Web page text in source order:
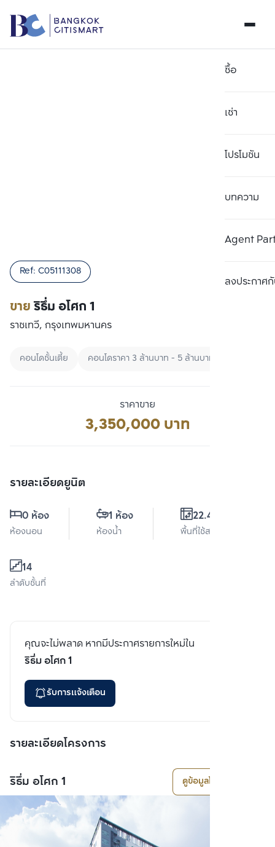
ซื้อ
เช่า
โปรโมชัน
บทความ
Agent
ลงประกาศกั
ขายริธึ่ม อโศก 1
Ref: C05111308
ราชเทวี, กรุงเทพมหานคร
คอนโดชั้นเตี้ย คอนโดราคา 3 ล้านบาท - 5 ล้านบาท
ราคาขาย
3,350,000 บาท
รายละเอียดยูนิต
0 ห้อง
ห้องนอน
1 ห้อง
ห้องน้ำ
22.43 ตร.ม.
พื้นที่ใช้สอย
14
ลำดับชั้นที่
คุณจะไม่พลาด หากมีประกาศรายการใหม่ใน
ริธึ่ม อโศก 1
รับการแจ้งเตือน
รายละเอียดโครงการ
ริธึ่ม อโศก 1 ดูข้อมูลโครงการ